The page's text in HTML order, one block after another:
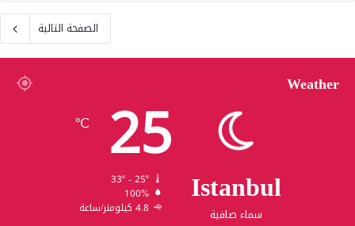
الصفحة التالية
Weather
Istanbul
سماء صافية
25
℃
33º - 25º
100%
4.8 كيلومتر/ساعة